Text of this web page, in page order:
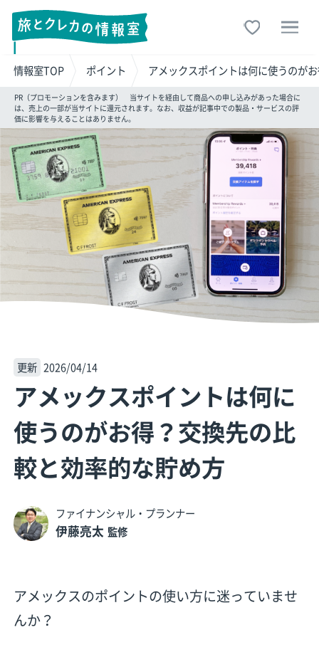
情報室TOP ポイント アメックスポイントは何に使うのが
PR（プロモーションを含みます） 当サイトを経由して商品への申し込みがあった場合に
は、売上の一部が当サイトに還元されます。なお、収益が記事中での製品・サービスの評
価に影響を与えることはありません。
更新 2026/04/14
アメックスポイントは何に
使うのがお得？交換先の比
較と効率的な貯め方
ファイナンシャル・プランナー
伊藤亮太 監修
アメックスのポイントの使い方に迷っていませ
んか？